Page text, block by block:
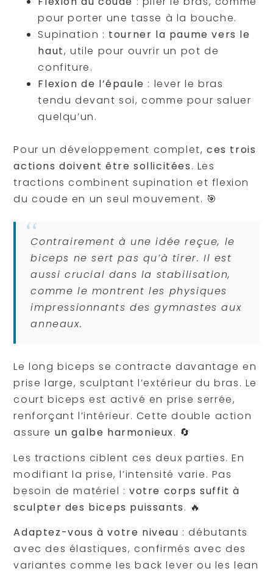
pour porter une tasse à la bouche.
Supination : tourner la paume vers le
haut, utile pour ouvrir un pot de
confiture.
Flexion de l’épaule : lever le bras
tendu devant soi, comme pour saluer
quelqu’un.
Pour un développement complet, ces trois
actions doivent être sollicitées. Les
tractions combinent supination et flexion
du coude en un seul mouvement. 🎯
Contrairement à une idée reçue, le
biceps ne sert pas qu’à tirer. Il est
aussi crucial dans la stabilisation,
comme le montrent les physiques
impressionnants des gymnastes aux
anneaux.
Le long biceps se contracte davantage en
prise large, sculptant l’extérieur du bras. Le
court biceps est activé en prise serrée,
renforçant l’intérieur. Cette double action
assure un galbe harmonieux. 🔄
Les tractions ciblent ces deux parties. En
modifiant la prise, l’intensité varie. Pas
besoin de matériel : votre corps suffit à
sculpter des biceps puissants. 🔥
Adaptez-vous à votre niveau : débutants
avec des élastiques, confirmés avec des
variantes comme les back lever ou les lean